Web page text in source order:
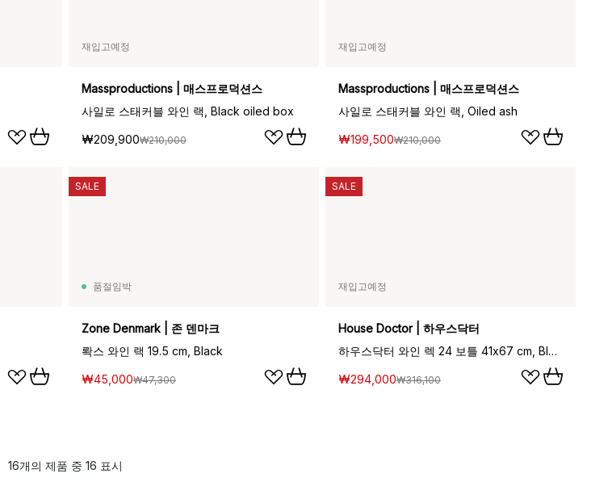
재입고예정
Massproductions | 매스프로덕션스
사일로 스태커블 와인 랙, Black oiled box
₩209,900₩210,000
재입고예정
Massproductions | 매스프로덕션스
사일로 스태커블 와인 랙, Oiled ash
₩199,500₩210,000
품절임박
Zone Denmark | 존 덴마크
롹스 와인 랙 19.5 cm, Black
₩45,000₩47,300
SALE
재입고예정
House Doctor | 하우스닥터
하우스닥터 와인 렉 24 보틀 41x67 cm, Black
₩294,000₩316,100
SALE
16개의 제품 중 16 표시